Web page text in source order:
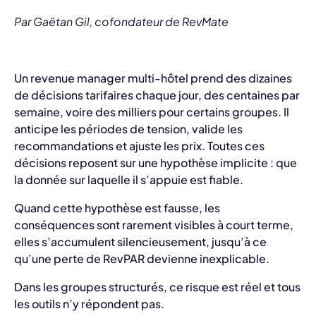
Par Gaëtan Gil, cofondateur de RevMate
Un revenue manager multi-hôtel prend des dizaines
de décisions tarifaires chaque jour, des centaines par
semaine, voire des milliers pour certains groupes. Il
anticipe les périodes de tension, valide les
recommandations et ajuste les prix. Toutes ces
décisions reposent sur une hypothèse implicite : que
la donnée sur laquelle il s’appuie est fiable.
Quand cette hypothèse est fausse, les
conséquences sont rarement visibles à court terme,
elles s’accumulent silencieusement, jusqu’à ce
qu’une perte de RevPAR devienne inexplicable.
Dans les groupes structurés, ce risque est réel et tous
les outils n’y répondent pas.